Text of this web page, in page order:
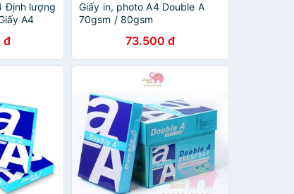
Định lượng
A4
đ
Giấy in, photo A4 Double A
70gsm / 80gsm
73.500 đ